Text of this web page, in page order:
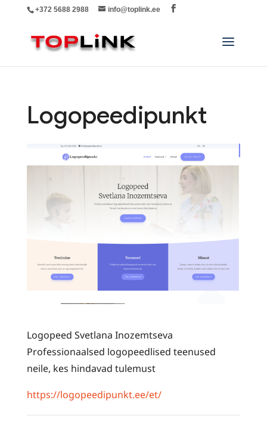
+372 5688 2988 info@toplink.ee
Logopeedipunkt
Logopeed Svetlana Inozemtseva
Professionaalsed logopeedlised teenused
neile, kes hindavad tulemust
https://logopeedipunkt.ee/et/